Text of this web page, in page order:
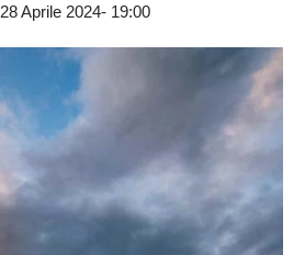
28 Aprile 2024- 19:00